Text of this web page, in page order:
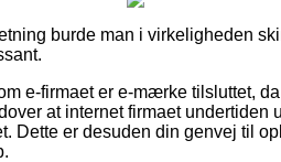
burde man i virkeligheden
e-firmaet er e-mærke tilsluttet,
at internet firmaet
Dette er desuden din genvej til